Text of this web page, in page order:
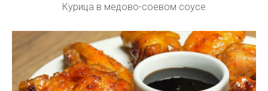
Курица в медово-соевом соусе